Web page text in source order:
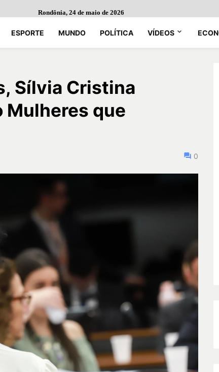
Rondônia, 24 de maio de 2026
ESPORTE MUNDO POLÍTICA VÍDEOS
Sílvia Cristina
Mulheres que
0